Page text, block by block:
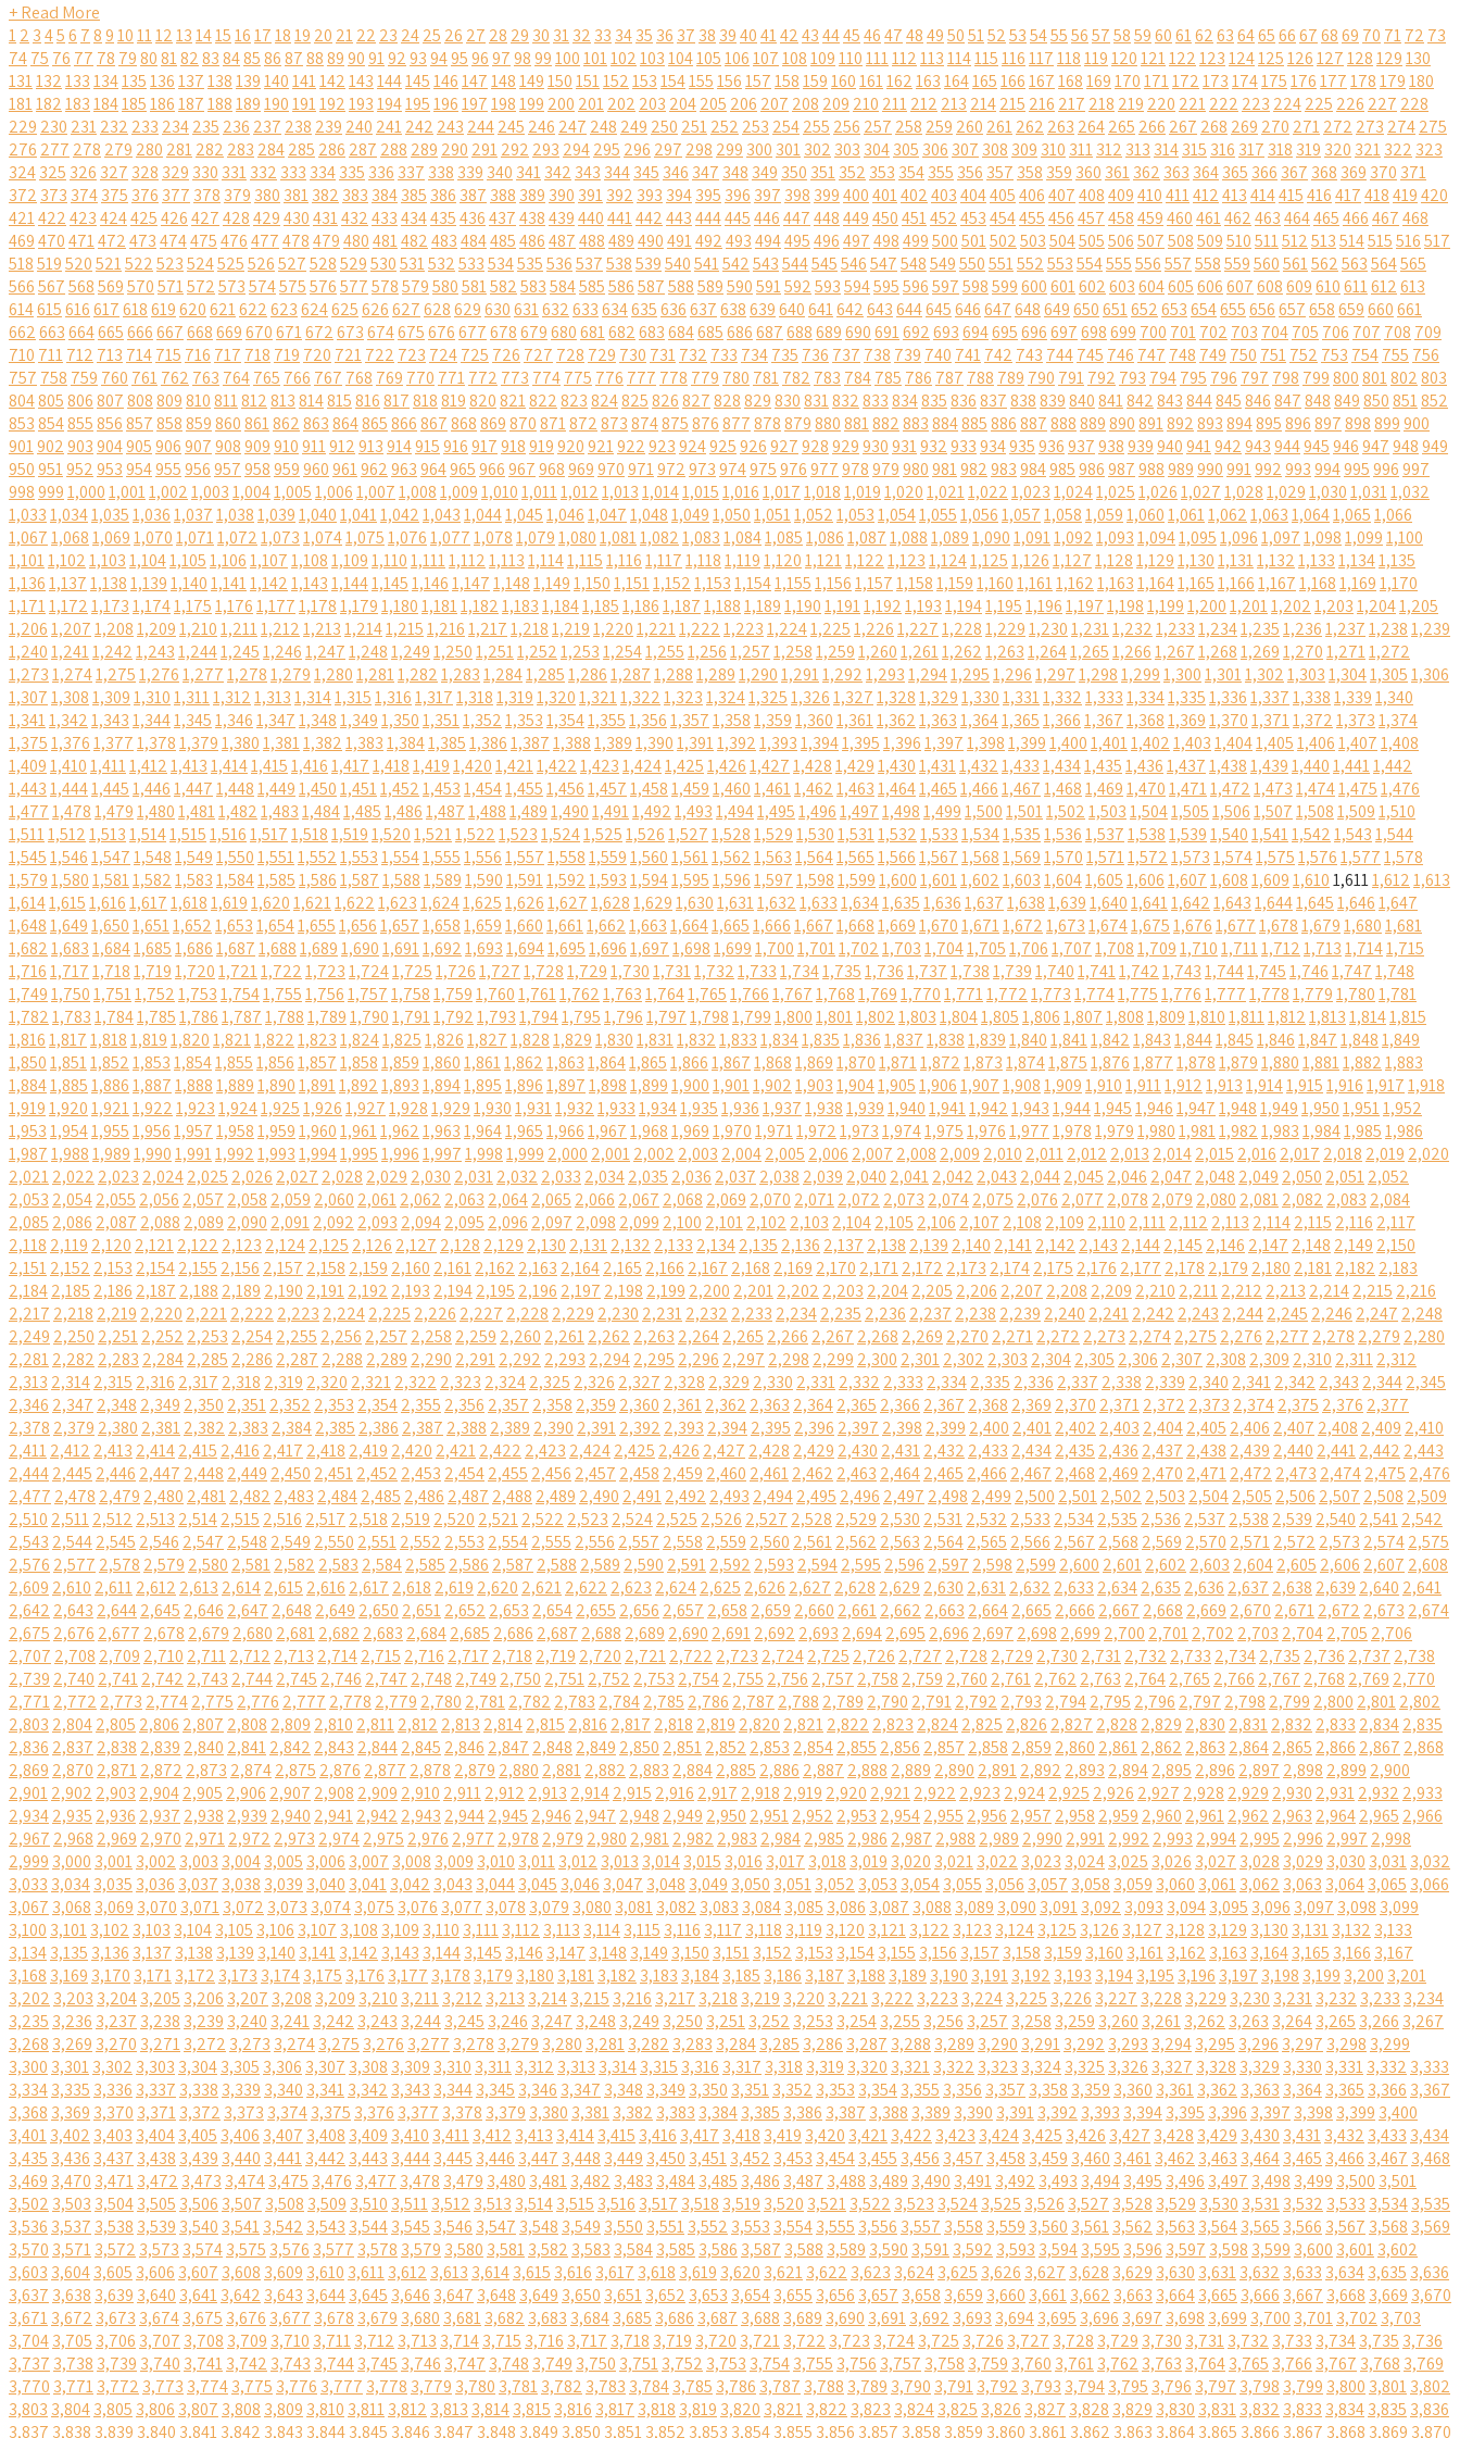
+ Read More
12 3456 78910111213141516171819 20 2122 23 2425 26 27 28 29 30 3132 33 3435 36 37 38 39404142434445464748495051525354555657585960616263646566676869 70 7172 73
7475 76 77 78 798081828384858687888990919293949596979899100101102103104105106107108109110111112113114115116117118119120121122123124125126127128129130
131132133134135136137138139140141142143144145146147148149150151152153154155156157158159160161162163164165166167168169170171172173174175176177178179180
181182183184185186187188189190191192193194195196197198199 200 201202 203 204205 206 207 208 209 210 211212 213 214215 216 217 218 219 220 221222 223 224225 226 227 228
229 230 231232 233 234235 236 237 238 239 240 241242 243 244245 246 247 248 249 250 251252 253 254255 256 257 258 259 260 261262 263 264265 266 267 268 269 270 271272 273 274275
276 277 278 279 280 281282 283 284285 286 287 288 289 290 291292 293 294295 296 297 298 299 300 301302 303 304305 306 307 308 309 310 311312 313 314315 316 317 318 319 320 321322 323
324325 326 327 328 329 330 331332 333 334335 336 337 338 339 340 341342 343 344345 346 347 348 349 350 351352 353 354355 356 357 358 359 360 361362 363 364365 366 367 368 369 370 371
372 373 374375 376 377 378 379 380 381382 383 384385 386 387 388 389 390 391392 393 394395 396 397 398 399400401402403404405406407408409410411412413414415416417418419420
421422423424425426427428429430431432433434435436437438439440441442443444445446447448449450451452453454455456457458459460461462463464465466467468
469470471472473474475476477478479480481482483484485486487488489490491492493494495496497498499500501502503504505506507508509510511512513514515516517
518519520521522523524525526527528529530531532533534535536537538539540541542543544545546547548549550551552553554555556557558559560561562563564565
566567568569570571572573574575576577578579580581582583584585586587588589590591592593594595596597598599600601602603604605606607608609610611612613
614615616617618619620621622623624625626627628629630631632633634635636637638639640641642643644645646647648649650651652653654655656657658659660661
662663664665666667668669670671672673674675676677678679680681682683684685686687688689690691692693694695696697698699 700 701702 703 704705 706 707 708 709
710 711712 713 714715 716 717 718 719 720 721722 723 724725 726 727 728 729 730 731732 733 734735 736 737 738 739 740 741742 743 744745 746 747 748 749 750 751752 753 754755 756
757 758 759 760 761762 763 764765 766 767 768 769 770 771772 773 774775 776 777 778 779 780 781782 783 784785 786 787 788 789 790 791792 793 794795 796 797 798 799800801802803
804805806807808809810811812813814815816817818819820821822823824825826827828829830831832833834835836837838839840841842843844845846847848849850851852
853854855856857858859860861862863864865866867868869870871872873874875876877878879880881882883884885886887888889890891892893894895896897898899900
901902903904905906907908909910911912913914915916917918919920921922923924925926927928929930931932933934935936937938939940941942943944945946947948949
950951952953954955956957958959960961962963964965966967968969970971972973974975976977978979980981982983984985986987988989990991992993994995996997
9989991,0001,0011,0021,0031,0041,0051,0061,0071,0081,0091,0101,0111,0121,0131,0141,0151,0161,0171,0181,0191,0201,0211,0221,0231,0241,0251,0261,0271,0281,0291,0301,0311,032
1,0331,0341,0351,0361,0371,0381,0391,0401,0411,0421,0431,0441,0451,0461,0471,0481,0491,0501,0511,0521,0531,0541,0551,0561,0571,0581,0591,0601,0611,0621,0631,0641,0651,066
1,0671,0681,0691,0701,0711,0721,0731,0741,0751,0761,0771,0781,0791,0801,0811,0821,0831,0841,0851,0861,0871,0881,0891,0901,0911,0921,0931,0941,0951,0961,0971,0981,0991,100
1,1011,1021,1031,1041,1051,1061,1071,1081,1091,1101,1111,1121,1131,1141,1151,1161,1171,1181,1191,1201,1211,1221,1231,1241,1251,1261,1271,1281,1291,1301,1311,1321,1331,1341,135
1,1361,1371,1381,1391,1401,1411,1421,1431,1441,1451,1461,1471,1481,1491,1501,1511,1521,1531,1541,1551,1561,1571,1581,1591,1601,1611,1621,1631,1641,1651,1661,1671,1681,1691,170
1,1711,1721,1731,1741,1751,1761,1771,1781,1791,1801,1811,1821,1831,1841,1851,1861,1871,1881,1891,1901,1911,1921,1931,1941,1951,1961,1971,1981,1991,2001,2011,2021,2031,2041,205
1,2061,2071,2081,2091,2101,2111,2121,2131,2141,2151,2161,2171,2181,2191,2201,2211,2221,2231,2241,2251,2261,2271,2281,2291,2301,2311,2321,2331,2341,2351,2361,2371,2381,239
1,2401,2411,2421,2431,2441,2451,2461,2471,2481,2491,2501,2511,2521,2531,2541,2551,2561,2571,2581,2591,2601,2611,2621,2631,2641,2651,2661,2671,2681,2691,2701,2711,272
1,2731,2741,2751,2761,2771,2781,2791,2801,2811,2821,2831,2841,2851,2861,2871,2881,2891,2901,2911,2921,2931,2941,2951,2961,2971,2981,2991,3001,3011,3021,3031,3041,3051,306
1,3071,3081,3091,3101,3111,3121,3131,3141,3151,3161,3171,3181,3191,3201,3211,3221,3231,3241,3251,3261,3271,3281,3291,3301,3311,3321,3331,3341,3351,3361,3371,3381,3391,340
1,3411,3421,3431,3441,3451,3461,3471,3481,3491,3501,3511,3521,3531,3541,3551,3561,3571,3581,3591,3601,3611,3621,3631,3641,3651,3661,3671,3681,3691,3701,3711,3721,3731,374
1,3751,3761,3771,3781,3791,3801,3811,3821,3831,3841,3851,3861,3871,3881,3891,3901,3911,3921,3931,3941,3951,3961,3971,3981,3991,4001,4011,4021,4031,4041,4051,4061,4071,408
1,4091,4101,4111,4121,4131,4141,4151,4161,4171,4181,4191,4201,4211,4221,4231,4241,4251,4261,4271,4281,4291,4301,4311,4321,4331,4341,4351,4361,4371,4381,4391,4401,4411,442
1,4431,4441,4451,4461,4471,4481,4491,4501,4511,4521,4531,4541,4551,4561,4571,4581,4591,4601,4611,4621,4631,4641,4651,4661,4671,4681,4691,4701,4711,4721,4731,4741,4751,476
1,4771,4781,4791,4801,4811,4821,4831,4841,4851,4861,4871,4881,4891,4901,4911,4921,4931,4941,4951,4961,4971,4981,4991,5001,5011,5021,5031,5041,5051,5061,5071,5081,5091,510
1,5111,5121,5131,5141,5151,5161,5171,5181,5191,5201,5211,5221,5231,5241,5251,5261,5271,5281,5291,5301,5311,5321,5331,5341,5351,5361,5371,5381,5391,5401,5411,5421,5431,544
1,5451,5461,5471,5481,5491,5501,5511,5521,5531,5541,5551,5561,5571,5581,5591,5601,5611,5621,5631,5641,5651,5661,5671,5681,5691,5701,5711,5721,5731,5741,5751,5761,5771,578
1,5791,5801,5811,5821,5831,5841,5851,5861,5871,5881,5891,5901,5911,5921,5931,5941,5951,5961,5971,5981,5991,6001,6011,6021,6031,6041,6051,6061,6071,6081,6091,6101,6111,6121,613
1,6141,6151,6161,6171,6181,6191,6201,6211,6221,6231,6241,6251,6261,6271,6281,6291,6301,6311,6321,6331,6341,6351,6361,6371,6381,6391,6401,6411,6421,6431,6441,6451,6461,647
1,6481,6491,6501,6511,6521,6531,6541,6551,6561,6571,6581,6591,6601,6611,6621,6631,6641,6651,6661,6671,6681,6691,6701,6711,6721,6731,6741,6751,6761,6771,6781,6791,6801,681
1,6821,6831,6841,6851,6861,6871,6881,6891,6901,6911,6921,6931,6941,6951,6961,6971,6981,6991,7001,7011,7021,7031,7041,7051,7061,7071,7081,7091,7101,7111,7121,7131,7141,715
1,7161,7171,7181,7191,7201,7211,7221,7231,7241,7251,7261,7271,7281,7291,7301,7311,7321,7331,7341,7351,7361,7371,7381,7391,7401,7411,7421,7431,7441,7451,7461,7471,748
1,7491,7501,7511,7521,7531,7541,7551,7561,7571,7581,7591,7601,7611,7621,7631,7641,7651,7661,7671,7681,7691,7701,7711,7721,7731,7741,7751,7761,7771,7781,7791,7801,781
1,7821,7831,7841,7851,7861,7871,7881,7891,7901,7911,7921,7931,7941,7951,7961,7971,7981,7991,8001,8011,8021,8031,8041,8051,8061,8071,8081,8091,8101,8111,8121,8131,8141,815
1,8161,8171,8181,8191,8201,8211,8221,8231,8241,8251,8261,8271,8281,8291,8301,8311,8321,8331,8341,8351,8361,8371,8381,8391,8401,8411,8421,8431,8441,8451,8461,8471,8481,849
1,8501,8511,8521,8531,8541,8551,8561,8571,8581,8591,8601,8611,8621,8631,8641,8651,8661,8671,8681,8691,8701,8711,8721,8731,8741,8751,8761,8771,8781,8791,8801,8811,8821,883
1,8841,8851,8861,8871,8881,8891,8901,8911,8921,8931,8941,8951,8961,8971,8981,8991,9001,9011,9021,9031,9041,9051,9061,9071,9081,9091,9101,9111,9121,9131,9141,9151,9161,9171,918
1,9191,9201,9211,9221,9231,9241,9251,9261,9271,9281,9291,9301,9311,9321,9331,9341,9351,9361,9371,9381,9391,9401,9411,9421,9431,9441,9451,9461,9471,9481,9491,9501,9511,952
1,9531,9541,9551,9561,9571,9581,9591,9601,9611,9621,9631,9641,9651,9661,9671,9681,9691,9701,9711,9721,9731,9741,9751,9761,9771,9781,9791,9801,9811,9821,9831,9841,9851,986
1,9871,9881,9891,9901,9911,9921,9931,9941,9951,9961,9971,9981,999 2,000 2,0012,002 2,003 2,0042,005 2,006 2,007 2,008 2,009 2,010 2,0112,012 2,013 2,0142,015 2,016 2,017 2,018 2,019 2,020
2,0212,022 2,023 2,0242,025 2,026 2,027 2,028 2,029 2,030 2,0312,032 2,033 2,0342,035 2,036 2,037 2,038 2,039 2,040 2,0412,042 2,043 2,0442,045 2,046 2,047 2,048 2,049 2,050 2,0512,052
2,053 2,0542,055 2,056 2,057 2,058 2,059 2,060 2,0612,062 2,063 2,0642,065 2,066 2,067 2,068 2,069 2,070 2,0712,072 2,073 2,0742,075 2,076 2,077 2,078 2,079 2,080 2,0812,082 2,083 2,084
2,085 2,086 2,087 2,088 2,089 2,090 2,0912,092 2,093 2,0942,095 2,096 2,097 2,098 2,099 2,100 2,1012,102 2,103 2,1042,105 2,106 2,107 2,108 2,109 2,110 2,1112,112 2,113 2,1142,115 2,116 2,117
2,118 2,119 2,120 2,1212,122 2,123 2,1242,125 2,126 2,127 2,128 2,129 2,130 2,1312,132 2,133 2,1342,135 2,136 2,137 2,138 2,139 2,140 2,1412,142 2,143 2,1442,145 2,146 2,147 2,148 2,149 2,150
2,1512,152 2,153 2,1542,155 2,156 2,157 2,158 2,159 2,160 2,1612,162 2,163 2,1642,165 2,166 2,167 2,168 2,169 2,170 2,1712,172 2,173 2,1742,175 2,176 2,177 2,178 2,179 2,180 2,1812,182 2,183
2,1842,185 2,186 2,187 2,188 2,189 2,190 2,1912,192 2,193 2,1942,195 2,196 2,197 2,198 2,199 2,200 2,2012,202 2,203 2,2042,205 2,206 2,207 2,208 2,209 2,210 2,2112,212 2,213 2,2142,215 2,216
2,217 2,218 2,219 2,220 2,2212,222 2,223 2,2242,225 2,226 2,227 2,228 2,229 2,230 2,2312,232 2,233 2,2342,235 2,236 2,237 2,238 2,239 2,240 2,2412,242 2,243 2,2442,245 2,246 2,247 2,248
2,249 2,250 2,2512,252 2,253 2,2542,255 2,256 2,257 2,258 2,259 2,260 2,2612,262 2,263 2,2642,265 2,266 2,267 2,268 2,269 2,270 2,2712,272 2,273 2,2742,275 2,276 2,277 2,278 2,279 2,280
2,2812,282 2,283 2,2842,285 2,286 2,287 2,288 2,289 2,290 2,2912,292 2,293 2,2942,295 2,296 2,297 2,298 2,299 2,300 2,3012,302 2,303 2,3042,305 2,306 2,307 2,308 2,309 2,310 2,3112,312
2,313 2,3142,315 2,316 2,317 2,318 2,319 2,320 2,3212,322 2,323 2,3242,325 2,326 2,327 2,328 2,329 2,330 2,3312,332 2,333 2,3342,335 2,336 2,337 2,338 2,339 2,340 2,3412,342 2,343 2,3442,345
2,346 2,347 2,348 2,349 2,350 2,3512,352 2,353 2,3542,355 2,356 2,357 2,358 2,359 2,360 2,3612,362 2,363 2,3642,365 2,366 2,367 2,368 2,369 2,370 2,3712,372 2,373 2,3742,375 2,376 2,377
2,378 2,379 2,380 2,3812,382 2,383 2,3842,385 2,386 2,387 2,388 2,389 2,390 2,3912,392 2,393 2,3942,395 2,396 2,397 2,398 2,399 2,400 2,4012,402 2,403 2,4042,405 2,406 2,407 2,408 2,409 2,410
2,4112,412 2,413 2,4142,415 2,416 2,417 2,418 2,419 2,420 2,4212,422 2,423 2,4242,425 2,426 2,427 2,428 2,429 2,430 2,4312,432 2,433 2,4342,435 2,436 2,437 2,438 2,439 2,440 2,4412,442 2,443
2,4442,445 2,446 2,447 2,448 2,449 2,450 2,4512,452 2,453 2,4542,455 2,456 2,457 2,458 2,459 2,460 2,4612,462 2,463 2,4642,465 2,466 2,467 2,468 2,469 2,470 2,4712,472 2,473 2,4742,475 2,476
2,477 2,478 2,479 2,480 2,4812,482 2,483 2,4842,485 2,486 2,487 2,488 2,489 2,490 2,4912,492 2,493 2,4942,495 2,496 2,497 2,498 2,499 2,500 2,5012,502 2,503 2,5042,505 2,506 2,507 2,508 2,509
2,510 2,5112,512 2,513 2,5142,515 2,516 2,517 2,518 2,519 2,520 2,5212,522 2,523 2,5242,525 2,526 2,527 2,528 2,529 2,530 2,5312,532 2,533 2,5342,535 2,536 2,537 2,538 2,539 2,540 2,5412,542
2,543 2,5442,545 2,546 2,547 2,548 2,549 2,550 2,5512,552 2,553 2,5542,555 2,556 2,557 2,558 2,559 2,560 2,5612,562 2,563 2,5642,565 2,566 2,567 2,568 2,569 2,570 2,5712,572 2,573 2,5742,575
2,576 2,577 2,578 2,579 2,580 2,5812,582 2,583 2,5842,585 2,586 2,587 2,588 2,589 2,590 2,5912,592 2,593 2,5942,595 2,596 2,597 2,598 2,599 2,600 2,6012,602 2,603 2,6042,605 2,606 2,607 2,608
2,609 2,610 2,6112,612 2,613 2,6142,615 2,616 2,617 2,618 2,619 2,620 2,6212,622 2,623 2,6242,625 2,626 2,627 2,628 2,629 2,630 2,6312,632 2,633 2,6342,635 2,636 2,637 2,638 2,639 2,640 2,641
2,642 2,643 2,6442,645 2,646 2,647 2,648 2,649 2,650 2,6512,652 2,653 2,6542,655 2,656 2,657 2,658 2,659 2,660 2,6612,662 2,663 2,6642,665 2,666 2,667 2,668 2,669 2,670 2,6712,672 2,673 2,674
2,675 2,676 2,677 2,678 2,679 2,680 2,6812,682 2,683 2,6842,685 2,686 2,687 2,688 2,689 2,690 2,6912,692 2,693 2,6942,695 2,696 2,697 2,698 2,699 2,700 2,7012,702 2,703 2,7042,705 2,706
2,707 2,708 2,709 2,710 2,7112,712 2,713 2,7142,715 2,716 2,717 2,718 2,719 2,720 2,7212,722 2,723 2,7242,725 2,726 2,727 2,728 2,729 2,730 2,7312,732 2,733 2,7342,735 2,736 2,737 2,738
2,739 2,740 2,7412,742 2,743 2,7442,745 2,746 2,747 2,748 2,749 2,750 2,7512,752 2,753 2,7542,755 2,756 2,757 2,758 2,759 2,760 2,7612,762 2,763 2,7642,765 2,766 2,767 2,768 2,769 2,770
2,7712,772 2,773 2,7742,775 2,776 2,777 2,778 2,779 2,780 2,7812,782 2,783 2,7842,785 2,786 2,787 2,788 2,789 2,790 2,7912,792 2,793 2,7942,795 2,796 2,797 2,798 2,799 2,800 2,8012,802
2,803 2,8042,805 2,806 2,807 2,808 2,809 2,810 2,8112,812 2,813 2,8142,815 2,816 2,817 2,818 2,819 2,820 2,8212,822 2,823 2,8242,825 2,826 2,827 2,828 2,829 2,830 2,8312,832 2,833 2,8342,835
2,836 2,837 2,838 2,839 2,840 2,8412,842 2,843 2,8442,845 2,846 2,847 2,848 2,849 2,850 2,8512,852 2,853 2,8542,855 2,856 2,857 2,858 2,859 2,860 2,8612,862 2,863 2,8642,865 2,866 2,867 2,868
2,869 2,870 2,8712,872 2,873 2,8742,875 2,876 2,877 2,878 2,879 2,880 2,8812,882 2,883 2,8842,885 2,886 2,887 2,888 2,889 2,890 2,8912,892 2,893 2,8942,895 2,896 2,897 2,898 2,899 2,900
2,9012,902 2,903 2,9042,905 2,906 2,907 2,908 2,909 2,910 2,9112,912 2,913 2,9142,915 2,916 2,917 2,918 2,919 2,920 2,9212,922 2,923 2,9242,925 2,926 2,927 2,928 2,929 2,930 2,9312,932 2,933
2,9342,935 2,936 2,937 2,938 2,939 2,940 2,9412,942 2,943 2,9442,945 2,946 2,947 2,948 2,949 2,950 2,9512,952 2,953 2,9542,955 2,956 2,957 2,958 2,959 2,960 2,9612,962 2,963 2,9642,965 2,966
2,967 2,968 2,969 2,970 2,9712,972 2,973 2,9742,975 2,976 2,977 2,978 2,979 2,980 2,9812,982 2,983 2,9842,985 2,986 2,987 2,988 2,989 2,990 2,9912,992 2,993 2,9942,995 2,996 2,997 2,998
2,999 3,000 3,0013,002 3,003 3,0043,005 3,006 3,007 3,008 3,009 3,010 3,0113,012 3,013 3,0143,015 3,016 3,017 3,018 3,019 3,020 3,0213,022 3,023 3,0243,025 3,026 3,027 3,028 3,029 3,030 3,0313,032
3,033 3,0343,035 3,036 3,037 3,038 3,039 3,040 3,0413,042 3,043 3,0443,045 3,046 3,047 3,048 3,049 3,050 3,0513,052 3,053 3,0543,055 3,056 3,057 3,058 3,059 3,060 3,0613,062 3,063 3,0643,065 3,066
3,067 3,068 3,069 3,070 3,0713,072 3,073 3,0743,075 3,076 3,077 3,078 3,079 3,080 3,0813,082 3,083 3,0843,085 3,086 3,087 3,088 3,089 3,090 3,0913,092 3,093 3,0943,095 3,096 3,097 3,098 3,099
3,100 3,1013,102 3,103 3,1043,105 3,106 3,107 3,108 3,109 3,110 3,1113,112 3,113 3,1143,115 3,116 3,117 3,118 3,119 3,120 3,1213,122 3,123 3,1243,125 3,126 3,127 3,128 3,129 3,130 3,1313,132 3,133
3,1343,135 3,136 3,137 3,138 3,139 3,140 3,1413,142 3,143 3,1443,145 3,146 3,147 3,148 3,149 3,150 3,1513,152 3,153 3,1543,155 3,156 3,157 3,158 3,159 3,160 3,1613,162 3,163 3,1643,165 3,166 3,167
3,168 3,169 3,170 3,1713,172 3,173 3,1743,175 3,176 3,177 3,178 3,179 3,180 3,1813,182 3,183 3,1843,185 3,186 3,187 3,188 3,189 3,190 3,1913,192 3,193 3,1943,195 3,196 3,197 3,198 3,199 3,200 3,201
3,202 3,203 3,2043,205 3,206 3,207 3,208 3,209 3,210 3,2113,212 3,213 3,2143,215 3,216 3,217 3,218 3,219 3,220 3,2213,222 3,223 3,2243,225 3,226 3,227 3,228 3,229 3,230 3,2313,232 3,233 3,234
3,235 3,236 3,237 3,238 3,239 3,240 3,2413,242 3,243 3,2443,245 3,246 3,247 3,248 3,249 3,250 3,2513,252 3,253 3,2543,255 3,256 3,257 3,258 3,259 3,260 3,2613,262 3,263 3,2643,265 3,266 3,267
3,268 3,269 3,270 3,2713,272 3,273 3,2743,275 3,276 3,277 3,278 3,279 3,280 3,2813,282 3,283 3,2843,285 3,286 3,287 3,288 3,289 3,290 3,2913,292 3,293 3,2943,295 3,296 3,297 3,298 3,299
3,300 3,3013,302 3,303 3,3043,305 3,306 3,307 3,308 3,309 3,310 3,3113,312 3,313 3,3143,315 3,316 3,317 3,318 3,319 3,320 3,3213,322 3,323 3,3243,325 3,326 3,327 3,328 3,329 3,330 3,3313,332 3,333
3,3343,335 3,336 3,337 3,338 3,339 3,340 3,3413,342 3,343 3,3443,345 3,346 3,347 3,348 3,349 3,350 3,3513,352 3,353 3,3543,355 3,356 3,357 3,358 3,359 3,360 3,3613,362 3,363 3,3643,365 3,366 3,367
3,368 3,369 3,370 3,3713,372 3,373 3,3743,375 3,376 3,377 3,378 3,379 3,380 3,3813,382 3,383 3,3843,385 3,386 3,387 3,388 3,389 3,390 3,3913,392 3,393 3,3943,395 3,396 3,397 3,398 3,399 3,400
3,4013,402 3,403 3,4043,405 3,406 3,407 3,408 3,409 3,410 3,4113,412 3,413 3,4143,415 3,416 3,417 3,418 3,419 3,420 3,4213,422 3,423 3,4243,425 3,426 3,427 3,428 3,429 3,430 3,4313,432 3,433 3,434
3,435 3,436 3,437 3,438 3,439 3,440 3,4413,442 3,443 3,4443,445 3,446 3,447 3,448 3,449 3,450 3,4513,452 3,453 3,4543,455 3,456 3,457 3,458 3,459 3,460 3,4613,462 3,463 3,4643,465 3,466 3,467 3,468
3,469 3,470 3,4713,472 3,473 3,4743,475 3,476 3,477 3,478 3,479 3,480 3,4813,482 3,483 3,4843,485 3,486 3,487 3,488 3,489 3,490 3,4913,492 3,493 3,4943,495 3,496 3,497 3,498 3,499 3,500 3,501
3,502 3,503 3,5043,505 3,506 3,507 3,508 3,509 3,510 3,5113,512 3,513 3,5143,515 3,516 3,517 3,518 3,519 3,520 3,5213,522 3,523 3,5243,525 3,526 3,527 3,528 3,529 3,530 3,5313,532 3,533 3,5343,535
3,536 3,537 3,538 3,539 3,540 3,5413,542 3,543 3,5443,545 3,546 3,547 3,548 3,549 3,550 3,5513,552 3,553 3,5543,555 3,556 3,557 3,558 3,559 3,560 3,5613,562 3,563 3,5643,565 3,566 3,567 3,568 3,569
3,570 3,5713,572 3,573 3,5743,575 3,576 3,577 3,578 3,579 3,580 3,5813,582 3,583 3,5843,585 3,586 3,587 3,588 3,589 3,590 3,5913,592 3,593 3,5943,595 3,596 3,597 3,598 3,599 3,600 3,6013,602
3,603 3,6043,605 3,606 3,607 3,608 3,609 3,610 3,6113,612 3,613 3,6143,615 3,616 3,617 3,618 3,619 3,620 3,6213,622 3,623 3,6243,625 3,626 3,627 3,628 3,629 3,630 3,6313,632 3,633 3,6343,635 3,636
3,637 3,638 3,639 3,640 3,6413,642 3,643 3,6443,645 3,646 3,647 3,648 3,649 3,650 3,6513,652 3,653 3,6543,655 3,656 3,657 3,658 3,659 3,660 3,6613,662 3,663 3,6643,665 3,666 3,667 3,668 3,669 3,670
3,6713,672 3,673 3,6743,675 3,676 3,677 3,678 3,679 3,680 3,6813,682 3,683 3,6843,685 3,686 3,687 3,688 3,689 3,690 3,6913,692 3,693 3,6943,695 3,696 3,697 3,698 3,699 3,700 3,7013,702 3,703
3,7043,705 3,706 3,707 3,708 3,709 3,710 3,7113,712 3,713 3,7143,715 3,716 3,717 3,718 3,719 3,720 3,7213,722 3,723 3,7243,725 3,726 3,727 3,728 3,729 3,730 3,7313,732 3,733 3,7343,735 3,736
3,737 3,738 3,739 3,740 3,7413,742 3,743 3,7443,745 3,746 3,747 3,748 3,749 3,750 3,7513,752 3,753 3,7543,755 3,756 3,757 3,758 3,759 3,760 3,7613,762 3,763 3,7643,765 3,766 3,767 3,768 3,769
3,770 3,7713,772 3,773 3,7743,775 3,776 3,777 3,778 3,779 3,780 3,7813,782 3,783 3,7843,785 3,786 3,787 3,788 3,789 3,790 3,7913,792 3,793 3,7943,795 3,796 3,797 3,798 3,799 3,800 3,8013,802
3,803 3,8043,805 3,806 3,807 3,808 3,809 3,810 3,8113,812 3,813 3,8143,815 3,816 3,817 3,818 3,819 3,820 3,8213,822 3,823 3,8243,825 3,826 3,827 3,828 3,829 3,830 3,8313,832 3,833 3,8343,835 3,836
3,837 3,838 3,839 3,840 3,8413,842 3,843 3,8443,845 3,846 3,847 3,848 3,849 3,850 3,8513,852 3,853 3,8543,855 3,856 3,857 3,858 3,859 3,860 3,8613,862 3,863 3,8643,865 3,866 3,867 3,868 3,869 3,870